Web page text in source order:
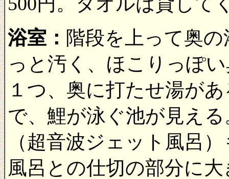
浴室： 階段を上って奥
っと汚く、ほこりっぽ
１つ、奥に打たせ湯が
で、鯉が泳ぐ池が見え
（超音波ジェット風呂
風呂との仕切の部分に